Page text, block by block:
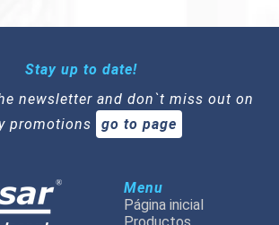
Stay up to date!
newsletter and don`t miss out on
promotions
go to page
Menu
Página inicial